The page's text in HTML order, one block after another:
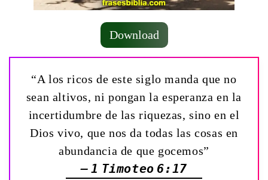
Download
“A los ricos de este siglo manda que no
sean altivos, ni pongan la esperanza en la
incertidumbre de las riquezas, sino en el
Dios vivo, que nos da todas las cosas en
abundancia de que gocemos”
— 1 Timoteo 6:17